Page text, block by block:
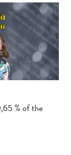
% of the